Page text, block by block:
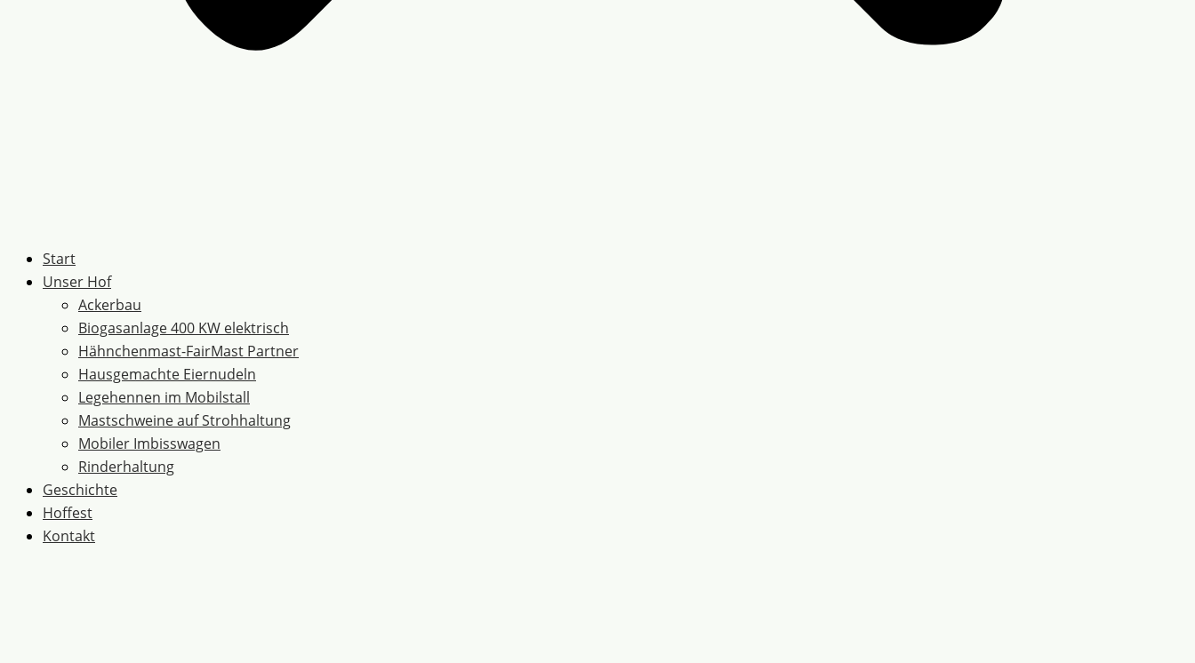
Start
Unser Hof
Ackerbau
Biogasanlage 400 KW elektrisch
Hähnchenmast-FairMast Partner
Hausgemachte Eiernudeln
Legehennen im Mobilstall
Mastschweine auf Strohhaltung
Mobiler Imbisswagen
Rinderhaltung
Geschichte
Hoffest
Kontakt